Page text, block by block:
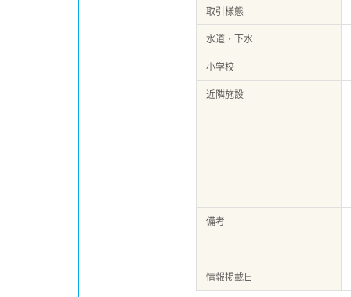
取引様態
水道・下水
小学校
近隣施設
備考
情報掲載日